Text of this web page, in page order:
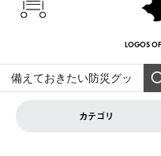
LOGOS
カテゴリ